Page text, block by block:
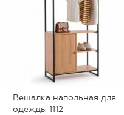
Вешалка напольная для
одежды 1112